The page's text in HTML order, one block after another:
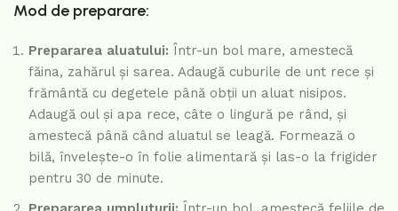
Mod de preparare:
Prepararea aluatului: Într-un bol mare, amestecă
făina, zahărul și sarea. Adaugă cuburile de unt rece și
frământă cu degetele până obții un aluat nisipos.
Adaugă oul și apa rece, câte o lingură pe rând, și
amestecă până când aluatul se leagă. Formează o
bilă, învelește-o în folie alimentară și las-o la frigider
pentru 30 de minute.